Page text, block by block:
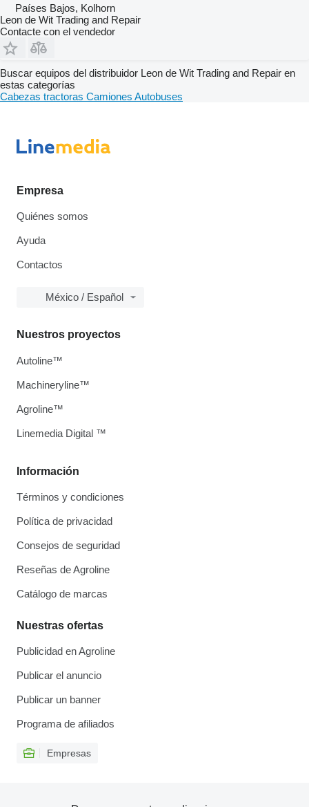
Países Bajos, Kolhorn
Leon de Wit Trading and Repair
Contacte con el vendedor
Buscar equipos del distribuidor Leon de Wit Trading and Repair en
estas categorías
Cabezas tractoras Camiones Autobuses
Empresa
Quiénes somos
Ayuda
Contactos
México / Español
Información
Términos y condiciones
Política de privacidad
Consejos de seguridad
Reseñas de Agroline
Catálogo de marcas
Nuestras ofertas
Publicidad en Agroline
Publicar el anuncio
Publicar un banner
Programa de afiliados
Empresas
Nuestros proyectos
Autoline™
Machineryline™
Agroline™
Linemedia Digital ™